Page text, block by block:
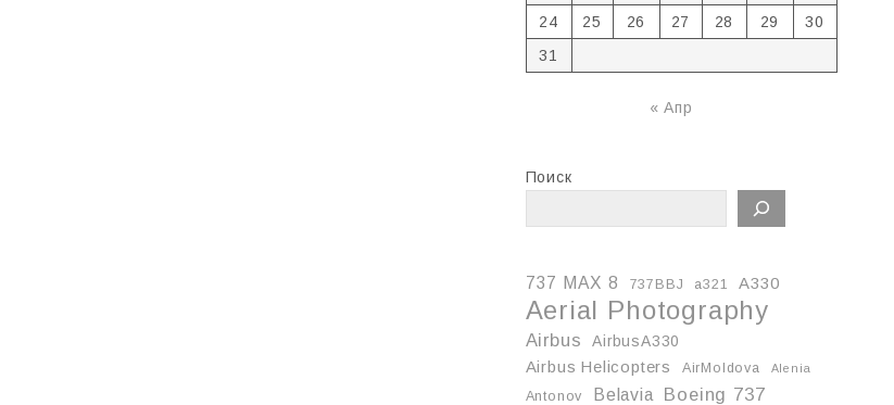
24
25 26 27 28 29
30
31
« Апр
Поиск
737 MAX 8 737BBJ a321 A330
Aerial Photography
Airbus
AirbusA330
Airbus Helicopters
AirMoldova Alenia
Antonov Belavia Boeing 737